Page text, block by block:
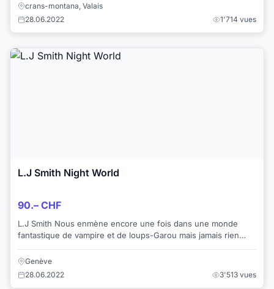
crans-montana, Valais
28.06.2022
1'714 vues
L.J Smith Night World
90.– CHF
L.J Smith Nous enmène encore une fois dans une monde
fantastique de vampire et de loups-Garou mais jamais rien
n'est pareil dans les histoire qu'elle ...
Genève
28.06.2022
3'513 vues